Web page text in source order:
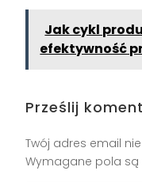
Jak cykl
efektywność
Prześlij
Twój adres email
Wymagane pola są